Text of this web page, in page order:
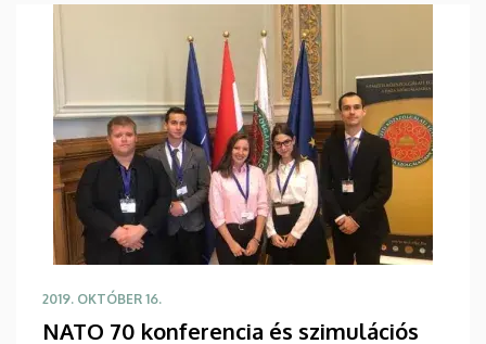
2019. OKTÓBER 16.
NATO 70 konferencia és szimulációs